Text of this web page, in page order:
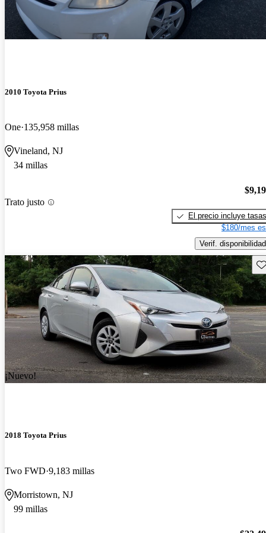
2010 Toyota Prius
One 135,958 millas
Vineland, NJ
34 millas
Trato justo
El precio incluye tasas
$180/mes
Verif. disponibilidad
¡Nuevo!
2018 Toyota Prius
Two FWD 9,183 millas
Morristown, NJ
99 millas